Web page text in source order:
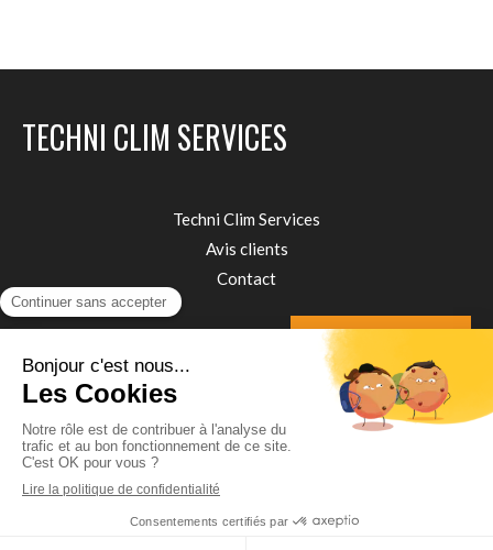
TECHNI CLIM SERVICES
Techni Clim Services
Avis clients
Contact
Demander un devis
Plan du site
Mentions légales
Création et référencement du site par Simplébo